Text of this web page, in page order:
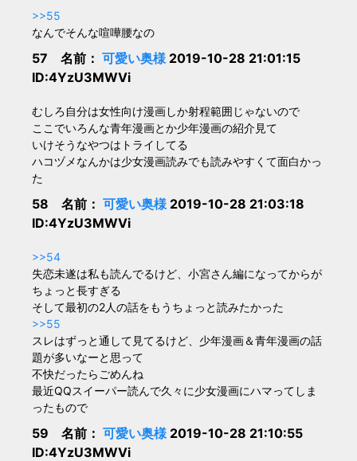
>>55
なんでそんな喧嘩腰なの
57 名前： 可愛い奥様2019-10-28 21:01:15
ID:4YzU3MWVi
むしろ自分は女性向け漫画しか射程範囲じゃないので
ここでいろんな青年漫画とか少年漫画の紹介見て
いけそうなやつはトライしてる
ハコヅメなんかは少女漫画読みでも読みやすくて面白かっ
た
58 名前： 可愛い奥様2019-10-28 21:03:18
ID:4YzU3MWVi
>>54
失恋未遂は私も読んでるけど、小宮さん編になってからが
ちょっと長すぎる
そして最初の2人の話をもうちょっと読みたかった
>>55
スレはずっと通して見てるけど、少年漫画＆青年漫画の話
題が多いなーと思って
不快だったらごめんね
最近QQスイーパー読んで久々に少女漫画にハマってしま
ったもので
59 名前： 可愛い奥様2019-10-28 21:10:55
ID:4YzU3MWVi